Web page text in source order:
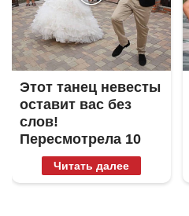
Этот танец невесты
оставит вас без
слов!
Пересмотрела 10
раз
Читать далее